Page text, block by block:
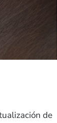
de